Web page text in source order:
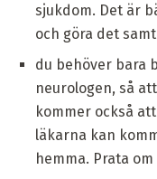
sjukdom. Det är
och göra det
du behöver bara
neurologen, så
kommer också
läkarna kan
hemma. Prata